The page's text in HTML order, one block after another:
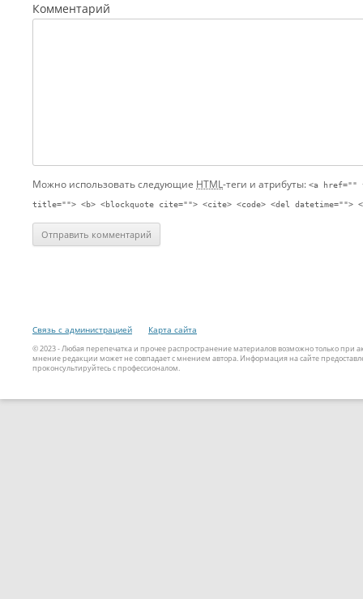
Комментарий
Можно использовать следующие HTML-теги и атрибуты: <a href=""
title=""> <b> <blockquote cite=""> <cite> <code> <del datetime="">
Связь с администрацией Карта сайта
© 2023 - Любая перепечатка и прочее распространение материалов возможно только
мнение редакции может не совпадает с мнением автора. Информация на сайте
проконсультируйтесь с профессионалом.